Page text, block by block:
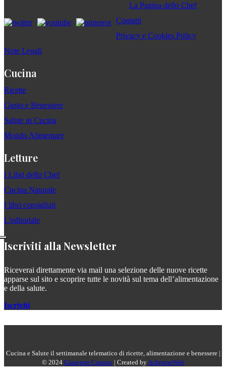
La Pagina dello Chef
Contatti
Privacy e Cookies Policy
Note Legali
Cucina
Ricette
Gusto e Benessere
Salute in Cucina
Mondo Alimentare
Letture
I Libri dello Chef
Cucina Naturale
I libri consigliati
L'editoriale
Iscriviti alla Newsletter
Riceverai direttamente via mail una selezione delle nuove ricette
apparse sul sito e scoprire tutte le novità sul tema dell’alimentazione
e della salute.
Iscriviti
Cucina e Salute il settimanale telematico di ricette, alimentazione e benessere |
© 2024 Giuseppe Capano | Created byAchromeWeb